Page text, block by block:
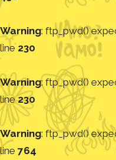
Warning: ftp_pwd()
line 230
Warning: ftp_pwd()
line230
Warning: ftp_pwd()
line 764